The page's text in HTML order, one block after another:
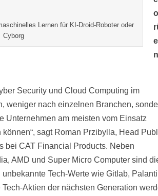
Lernen für KI-Droid-Roboter oder
Cyborg
Security und Cloud Computing im
weniger nach einzelnen Branchen,
Unternehmen am meisten vom Einsatz
sagt Roman Przibylla, Head
bei CAT Financial Products. Neben
AMD und Super Micro Computer sind
Tech-Werte wie Gitlab,
Aktien der nächsten Generation